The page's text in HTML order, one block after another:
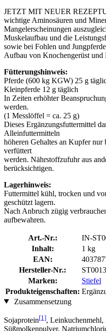
JETZT MIT NEUER
wichtige Aminosäuren und
Mangelerscheinungen
Muskelaufbau und die
sowie bei Fohlen und
Aufbau von Knochengerüst und
Fütterungshinweis:
Pferde (600 kg KGW) 25 g
Kleinpferde 12 g täglich
In Zeiten erhöhter
werden.
(1 Messlöffel = ca. 25 g)
Dieses Ergänzungsfuttermittel
Alleinfuttermitteln
höheren Gehaltes an Kupfer nur
verfüttert
werden. Nährstoffzufuhr aus
berücksichtigen.
Lagerhinweis:
Futtermittel kühl, trocken und
geschützt lagern.
Nach Anbruch zügig
aufbewahren.
Art.-Nr.:
IN-
Inhalt:
1 kg
EAN:
Hersteller-Nr.:
Marken:
Stiefel
Produkteigenschaften:
Zusammensetzung
Sojaprotein[1], Leinkuchenmehl,
Süßmolkenpulver,